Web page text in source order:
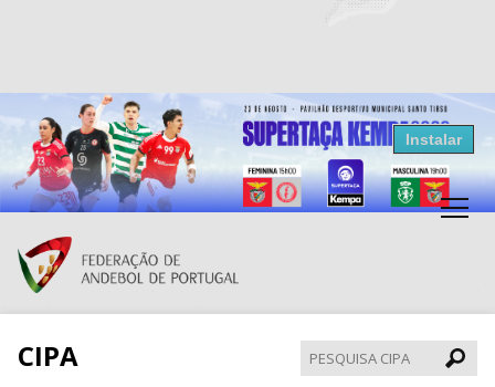
Resultados Andebol
Federação de Andebol de Portugal
Grátis - Disponivel na Play Store
Instalar
CIPA
CIPA